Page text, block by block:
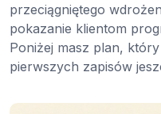
przeciągniętego
pokazanie klientom
Poniżej masz plan,
pierwszych zapisów